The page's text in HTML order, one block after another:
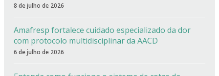
8 de julho de 2026
Amafresp fortalece cuidado especializado da dor
com protocolo multidisciplinar da AACD
6 de julho de 2026